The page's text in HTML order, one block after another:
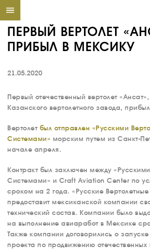
ПЕРВЫЙ ВЕРТОЛЕТ
ПРИБЫЛ В МЕКСИКУ
21.05.2020
Первый отечественный вертолет
Казанского вертолетного завода,
Вертолет был отправлен «Русскими
Системами» морским путем из Санкт-
начале апреля.
Контракт был заключен между
Системами» и Craft Aviation Center по
сроком на 2 года. «Русские
предоставит мексиканской компании
технический состав. Компании было
на выполнение авиаработ в Мексике
Также компании договорились о запуске
проекта по продвижению отечественных